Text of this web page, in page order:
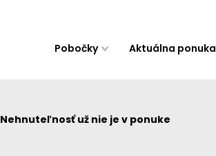
Pobočky Aktuálna ponuka
Nehnuteľnosť už nie je v ponuke